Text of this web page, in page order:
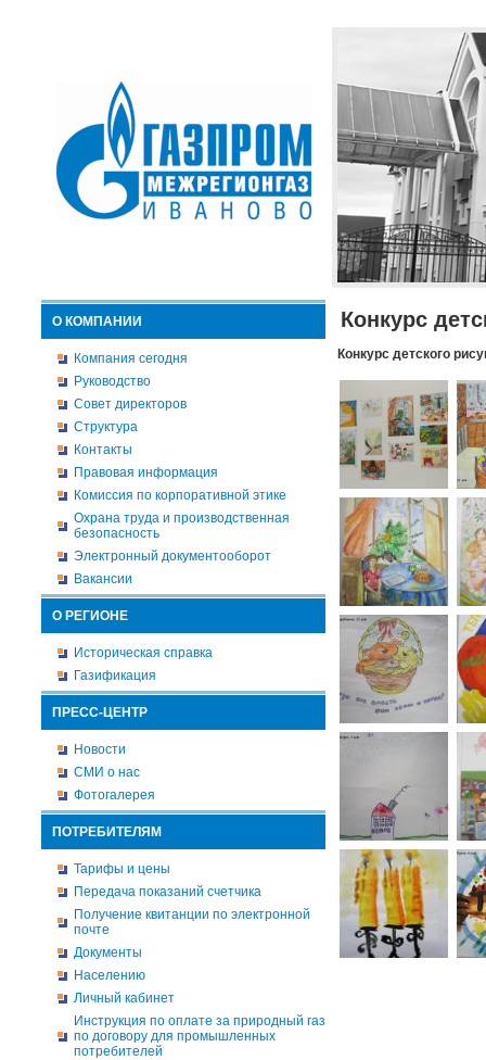
О КОМПАНИИ
Компания сегодня
Руководство
Совет директоров
Структура
Контакты
Правовая информация
Комиссия по корпоративной этике
Охрана труда и производственная
безопасность
Электронный документооборот
Вакансии
О РЕГИОНЕ
Историческая справка
Газификация
ПРЕСС-ЦЕНТР
Новости
СМИ о нас
Фотогалерея
ПОТРЕБИТЕЛЯМ
Тарифы и цены
Передача показаний счетчика
Получение квитанции по электронной
почте
Документы
Населению
Личный кабинет
Инструкция по оплате за природный газ
по договору для промышленных
потребителей
Конкурс
Конкурс детского